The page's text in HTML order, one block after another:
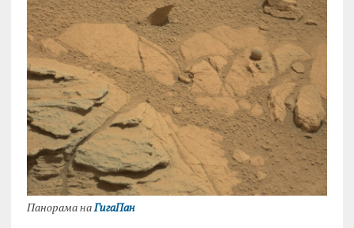
Панорама наГигаПан